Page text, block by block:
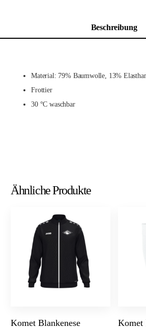
Beschreibung
Material: 79% Baumwolle, 13%
Frottier
30 °C waschbar
Ähnliche Produkte
Komet Blankenese
Komet